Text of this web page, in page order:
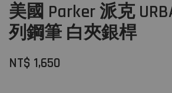
美國 Parker 派克
列鋼筆 白夾銀桿
NT$ 1,650